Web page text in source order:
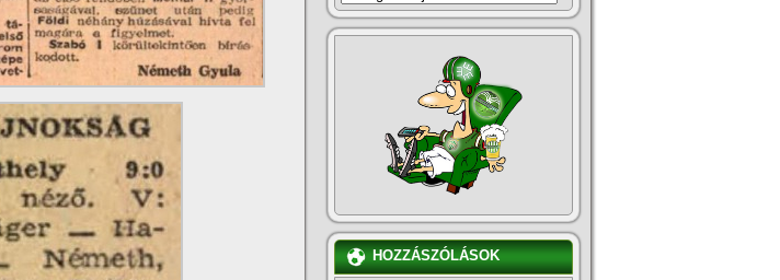
HOZZÁSZÓLÁSOK